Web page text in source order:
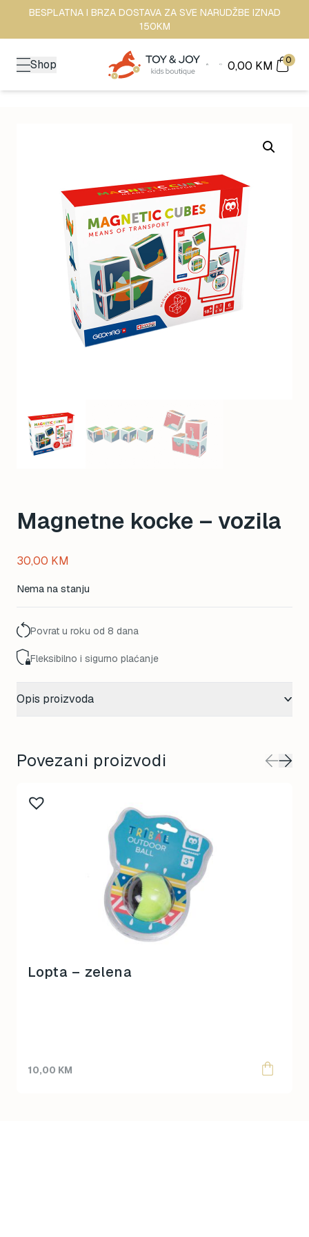
BESPLATNA I BRZA DOSTAVA ZA SVE NARUDŽBE IZNAD
150KM
Shop 0,00 KM 0
Magnetne kocke – vozila
30,00 KM
Nema na stanju
Povrat u roku od 8 dana
Fleksibilno i sigurno plaćanje
Opis proizvoda
Povezani proizvodi
Lopta – zelena
10,00 KM